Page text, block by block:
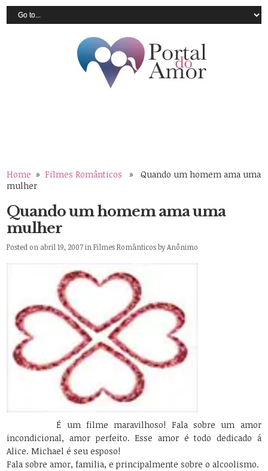
Home » Filmes Românticos » Quando um homem ama uma
mulher
Quando um homem ama uma
mulher
Posted on abril 19, 2007 inFilmes RomânticosbyAnônimo
É um filme maravilhoso! Fala sobre um amor
incondicional, amor perfeito. Esse amor é todo dedicado á
Alice. Michael é seu esposo!
Fala sobre amor, familia, e principalmente sobre o alcoolismo.